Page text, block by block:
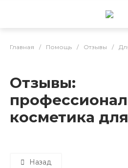
Главная / Помощь / Отзывы /
Отзывы:
косметика
Назад